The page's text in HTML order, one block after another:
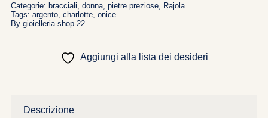
Categorie: bracciali donna, pietre preziose, Rajola
Tags: argento, charlotte, onice
By gioielleria-shop-22
Aggiungi alla lista dei desideri
Descrizione